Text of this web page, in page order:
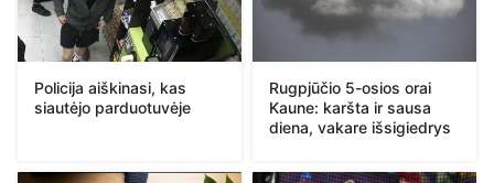
Policija aiškinasi, kas
siautėjo parduotuvėje
Rugpjūčio 5-osios orai
Kaune: karšta ir sausa
diena, vakare išsigiedrys